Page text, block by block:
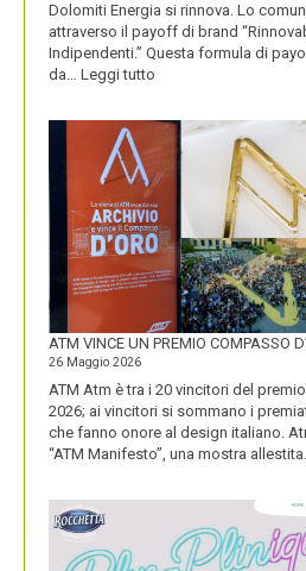
Dolomiti Energia si rinnova. Lo
attraverso il payoff di brand
Indipendenti.” Questa formula di
da… Leggi tutto
IL
NUOVO
LOGO
DOLOMITI
ENERGIA
MOSTRA
LA
SUA
IDENTITÀ
FORTE
ATM VINCE UN PREMIO COMPASSO
26 Maggio 2026
ATM Atm è tra i 20 vincitori del
2026; ai vincitori si sommano i
che fanno onore al design italiano.
“ATM Manifesto”, una mostra